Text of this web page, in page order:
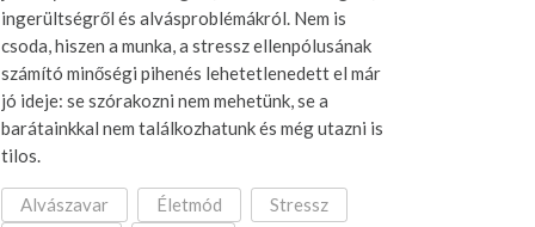
ingerültségről és alvásproblémákról. Nem is
csoda, hiszen a munka, a stressz ellenpólusának
számító minőségi pihenés lehetetlenedett el már
jó ideje: se szórakozni nem mehetünk, se a
barátainkkal nem találkozhatunk és még utazni is
tilos.
Alvászavar Életmód Stressz